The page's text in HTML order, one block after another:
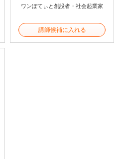
ワンぽてぃと創設者・社会起業家
講師候補に入れる